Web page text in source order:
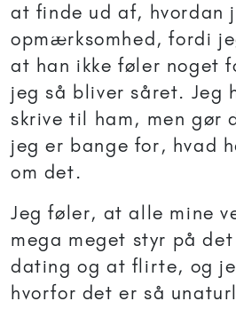
at finde ud af, hvordan
opmærksomhed, fordi
at han ikke føler noget
jeg så bliver såret.
skrive til ham, men gør
jeg er bange for, hvad
om det.
Jeg føler, at alle mine
mega meget styr på
dating og at flirte, og
hvorfor det er så